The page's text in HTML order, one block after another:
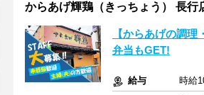
からあげ輝鶏（きっちょう） 長行
【からあげの調
弁当もGET!
給与
時給